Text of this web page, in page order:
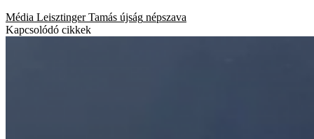
Média Leisztinger Tamás újság népszava
Kapcsolódó cikkek